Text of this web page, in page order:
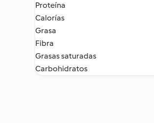
Proteína
Calorías
Grasa
Fibra
Grasas saturadas
Carbohidratos